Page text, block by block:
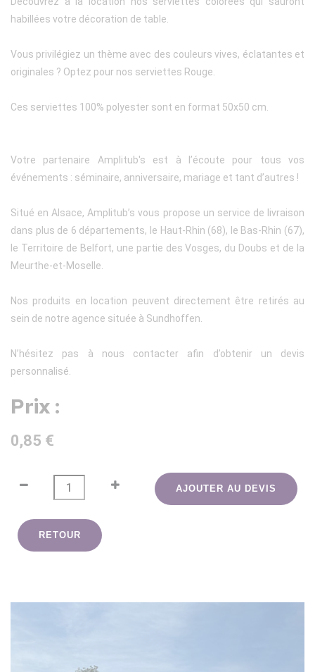
habillées votre décoration de table.
Vous privilégiez un thème avec des couleurs vives, éclatantes et
originales ? Optez pour nos serviettes Rouge.
Ces serviettes 100% polyester sont en format 50x50 cm.
Votre partenaire Amplitub's est à l’écoute pour tous vos
événements : séminaire, anniversaire, mariage et tant d’autres !
Situé en Alsace, Amplitub’s vous propose un service de livraison
dans plus de 6 départements, le Haut-Rhin (68), le Bas-Rhin (67),
le Territoire de Belfort, une partie des Vosges, du Doubs et de la
Meurthe-et-Moselle.
Nos produits en location peuvent directement être retirés au
sein de notre agence située à Sundhoffen.
N’hésitez pas à nous contacter afin d’obtenir un devis
personnalisé.
Prix :
0,85 €
AJOUTER AU DEVIS
RETOUR